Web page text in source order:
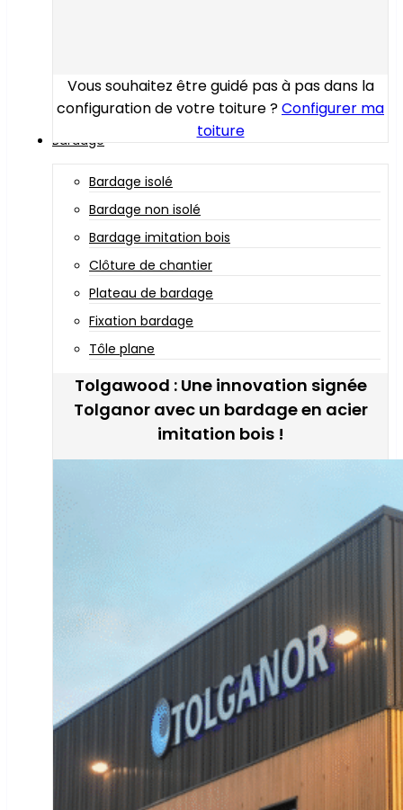
Vous souhaitez être guidé pas à pas dans la
configuration de votre toiture ?Configurer ma
toiture
Bardage
Bardage isolé
Bardage non isolé
Bardage imitation bois
Clôture de chantier
Plateau de bardage
Fixation bardage
Tôle plane
Tolgawood : Une innovation signée
Tolganor avec un bardage en acier
imitation bois !